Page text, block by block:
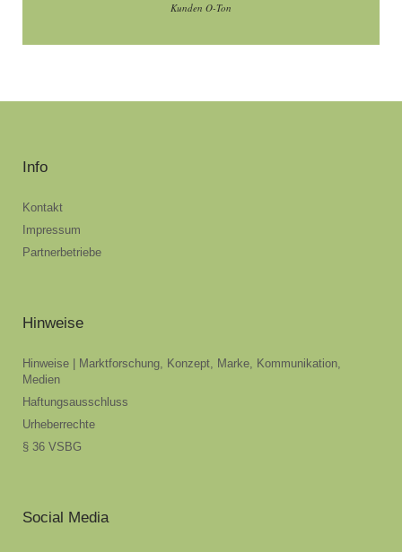
Kunden O-Ton
Info
Kontakt
Impressum
Partnerbetriebe
Hinweise
Hinweise | Marktforschung, Konzept, Marke, Kommunikation,
Medien
Haftungsausschluss
Urheberrechte
§ 36 VSBG
Social Media